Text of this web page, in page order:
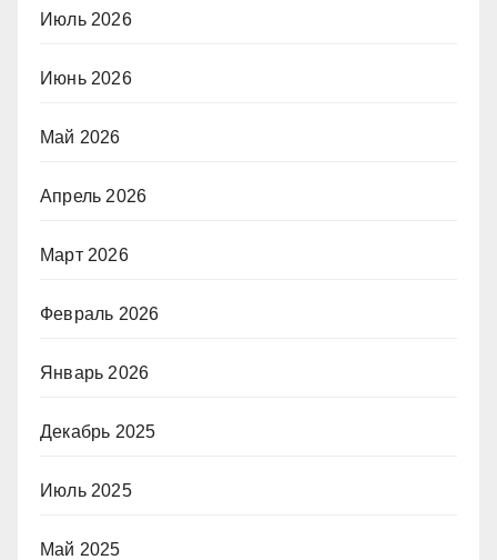
Июль 2026
Июнь 2026
Май 2026
Апрель 2026
Март 2026
Февраль 2026
Январь 2026
Декабрь 2025
Июль 2025
Май 2025